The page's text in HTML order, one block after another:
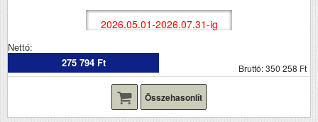
2026.05.01-2026.07.31-ig
Nettó:
275 794 Ft
Bruttó: 350 258 Ft
Összehasonlít